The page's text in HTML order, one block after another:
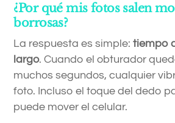
¿Por qué mis fotos salen
borrosas?
La respuesta es simple:tiempo
largo. Cuando el obturador
muchos segundos, cualquier
foto. Incluso el toque del dedo
puede mover el celular.